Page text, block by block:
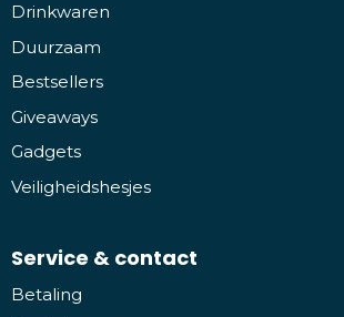
Drinkwaren
Duurzaam
Bestsellers
Giveaways
Gadgets
Veiligheidshesjes
Service & contact
Betaling